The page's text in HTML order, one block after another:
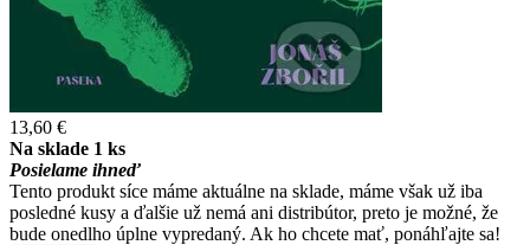
13,60 €
Na sklade 1 ks
Posielame ihneď
Tento produkt síce máme aktuálne na sklade, máme však už iba
posledné kusy a ďalšie už nemá ani distribútor, preto je možné, že
bude onedlho úplne vypredaný. Ak ho chcete mať, ponáhľajte sa!